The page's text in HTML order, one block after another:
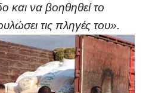
και να βοηθηθεί το
τις πληγές του».